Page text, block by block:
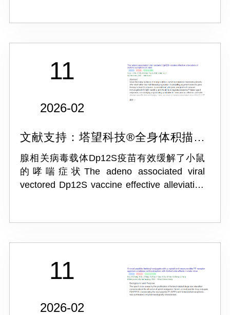
11
2026-02
文献支持：塔望科技®全身体积描记
系统 WBP-4M
腺相关病毒载体Dp12S疫苗有效缓解了小鼠
的哮喘症状The adeno associated viral
vectored Dp12S vaccine effective alleviation
11
2026-02